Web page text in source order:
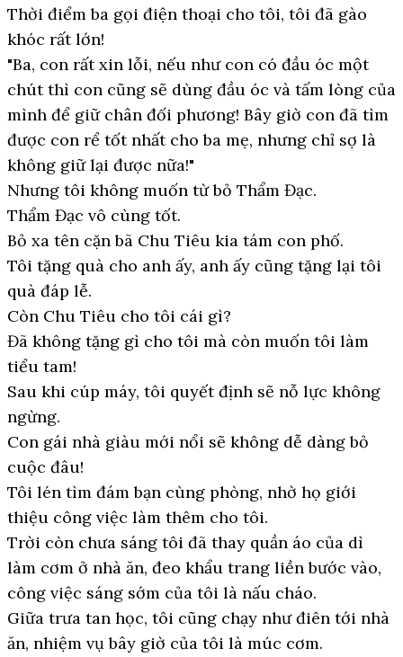
Thời điểm ba gọi điện thoại cho tôi, tôi đã gào
khóc rất lớn!
"Ba, con rất xin lỗi, nếu như con có đầu óc một
chút thì con cũng sẽ dùng đầu óc và tấm lòng của
mình để giữ chân đối phương! Bây giờ con đã tìm
được con rể tốt nhất cho ba mẹ, nhưng chỉ sợ là
không giữ lại được nữa!"
Nhưng tôi không muốn từ bỏ Thẩm Đạc.
Thẩm Đạc vô cùng tốt.
Bỏ xa tên cặn bã Chu Tiêu kia tám con phố.
Tôi tặng quà cho anh ấy, anh ấy cũng tặng lại tôi
quà đáp lễ.
Còn Chu Tiêu cho tôi cái gì?
Đã không tặng gì cho tôi mà còn muốn tôi làm
tiểu tam!
Sau khi cúp máy, tôi quyết định sẽ nỗ lực không
ngừng.
Con gái nhà giàu mới nổi sẽ không dễ dàng bỏ
cuộc đâu!
Tôi lén tìm đám bạn cùng phòng, nhờ họ giới
thiệu công việc làm thêm cho tôi.
Trời còn chưa sáng tôi đã thay quần áo của dì
làm cơm ở nhà ăn, đeo khẩu trang liền bước vào,
công việc sáng sớm của tôi là nấu cháo.
Giữa trưa tan học, tôi cũng chạy như điên tới nhà
ăn, nhiệm vụ bây giờ của tôi là múc cơm.